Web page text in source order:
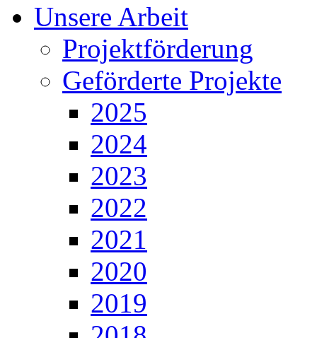
Unsere Arbeit
Projektförderung
Geförderte Projekte
2025
2024
2023
2022
2021
2020
2019